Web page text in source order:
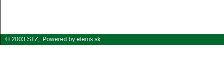
© 2003 STZ, Powered by etenis.sk